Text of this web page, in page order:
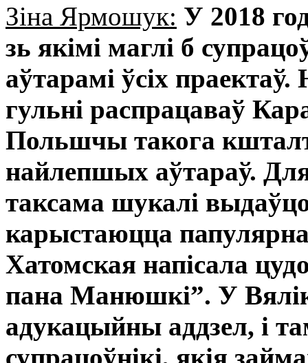
Зіна Ярмошук: У 2018
зь якімі маглі б
аўтарамі ўсіх
гульні распрацаваў
Польшчы такога
найлепшых аўтараў.
таксама шукалі
карыстаюцца
Хатомская напісала
пана Манюшкі”. У
адукацыйны аддзел, і
супрацоўнікі, якія